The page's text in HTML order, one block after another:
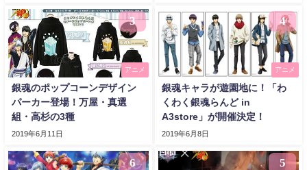
3
アニメ
銀魂のポップコーンデザイン
パーカー登場！万屋・真選
組・高杉の3種
2019年6月11日
4
アニメ
銀魂キャラが遊園地に！「わ
くわく銀魂らんど in
A3store」が開催決定！
2019年6月8日
6 5